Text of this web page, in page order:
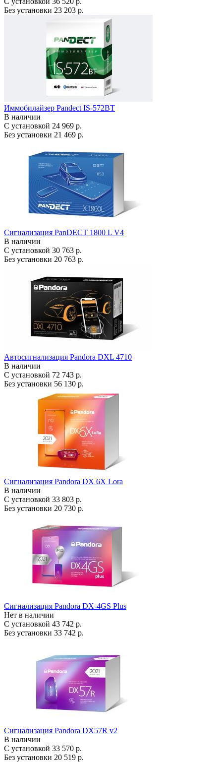
Без установки 23 203 р.
Иммобилайзер Pandect IS-572BT
В наличии
С установкой 24 969 р.
Без установки 21 469 р.
Сигнализация PanDECT 1800 L V4
В наличии
С установкой 30 763 р.
Без установки 20 763 р.
Автосигнализация Pandora DXL 4710
В наличии
С установкой 72 743 р.
Без установки 56 130 р.
Сигнализация Pandora DX 6X Lora
В наличии
С установкой 33 803 р.
Без установки 20 730 р.
Сигнализация Pandora DX-4GS Plus
Нет в наличии
С установкой 43 742 р.
Без установки 33 742 р.
Сигнализация Pandora DX57R v2
В наличии
С установкой 33 570 р.
Без установки 20 519 р.